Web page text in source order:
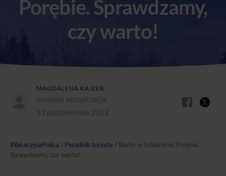
Porębie. Sprawdzamy,
czy warto!
MAGDALENA KAJZER
ostatnia aktualizacja:
13 października 2022
WakacyjnaPolisa / Poradnik turysty / Narty w Szklarskiej Porębie.
Sprawdzamy, czy warto!